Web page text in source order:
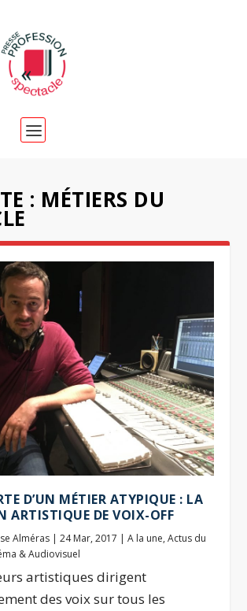
: MÉTIERS DU
D’UN MÉTIER ATYPIQUE : LA
ARTISTIQUE DE VOIX-OFF
Alméras |24 Mar, 2017 |A la une,Actus du
& Audiovisuel
artistiques dirigent
des voix sur tous les